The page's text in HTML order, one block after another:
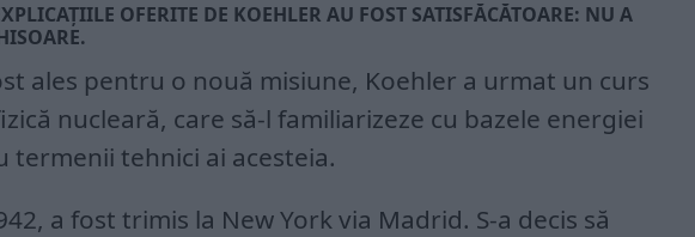
OFERITE DE KOEHLER AU FOST SATISFĂCĂTOARE: NU A
ales pentru o nouă misiune, Koehler a urmat un curs
nucleară, care să-l familiarizeze cu bazele energiei
termenii tehnici ai acesteia.
a fost trimis la New York via Madrid. S-a decis să